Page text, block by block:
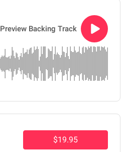
Preview Backing Track
$19.95